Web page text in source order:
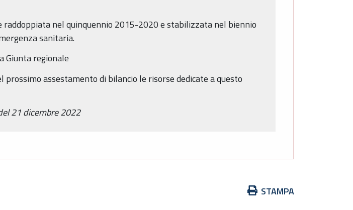
raddoppiata nel quinquennio 2015-2020 e stabilizzata nel biennio
sanitaria.
Giunta regionale
assestamento di bilancio le risorse dedicate a questo
21 dicembre 2022
Azioni STAMPA